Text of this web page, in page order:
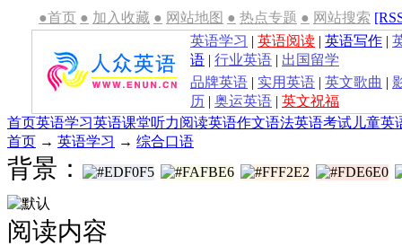
●首页 ● 加入收藏 ● 网站地图 ● 热点专题 ● 网站搜索
英语学习 | 英语阅读 | 英语写作 |
语 | 行业英语 | 出国留学
品牌英语 | 实用英语 | 英文歌曲 |
历 | 奥运英语 | 英文祝福
首页英语学习英语课堂听力阅读英语作文语法英语考试 儿童英
首页 → 英语学习 → 综合口语
背景：
阅读内容